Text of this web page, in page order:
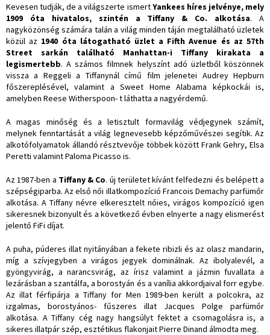
Kevesen tudják, de a világszerte ismertYankees híres jelvénye, mely
1909 óta hivatalos, szintén a Tiffany & Co. alkotása. A
nagyközönség számára talán a világ minden táján megtalálható üzletek
közül az 1940 óta látogatható üzlet a Fifth Avenue és az 57th
Street sarkán található Manhattan-i Tiffany kirakata a
legismertebb. A számos filmnek helyszínt adó üzletből köszönnek
vissza a Reggeli a Tiffanynál című film jelenetei Audrey Hepburn
főszereplésével, valamint a Sweet Home Alabama képkockái is,
amelyben Reese Witherspoon- t láthatta a nagyérdemű.
A magas minőség és a letisztult formavilág védjegynek számít,
melynek fenntartását a világ legnevesebb képzőművészei segítik. Az
alkotófolyamatok állandó résztvevője többek között Frank Gehry, Elsa
Peretti valamint Paloma Picasso is.
Az 1987-ben a Tiffany & Co. új területet kívánt felfedezni és belépett a
szépségiparba. Az első női illatkompozíció Francois Demachy parfümőr
alkotása. A Tiffany névre elkeresztelt nőies, virágos kompozíció igen
sikeresnek bizonyult és a következő évben elnyerte a nagy elismerést
jelentő FiFi díjat.
A puha, púderes illat nyitányában a fekete ribizli és az olasz mandarin,
míg a szívjegyben a virágos jegyek dominálnak. Az ibolyalevél, a
gyöngyvirág, a narancsvirág, az írisz valamint a jázmin fuvallata a
lezárásban a szantálfa, a borostyán és a vanília akkordjaival forr egybe.
Az illat férfipárja a Tiffany for Men 1989-ben került a polcokra, az
izgalmas, borostyános- fűszeres illat Jacques Polge parfümőr
alkotása. A Tiffany cég nagy hangsúlyt fektet a csomagolásra is, a
sikeres illatpár szép, esztétikus flakonjait Pierre Dinand álmodta meg.